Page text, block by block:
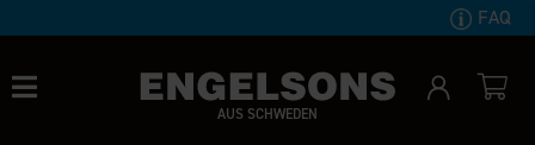
FAQ
AUS SCHWEDEN